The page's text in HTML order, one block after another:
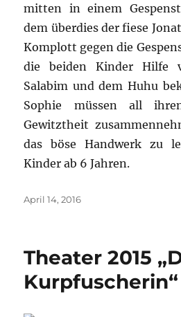
mitten in einem
dem überdies der fiese
Komplott gegen die
die beiden Kinder Hilfe
Salabim und dem Huhu
Sophie müssen all
Gewitztheit
das böse Handwerk zu
Kinder ab 6 Jahren.
Veröffentlicht
April 14, 2016
Theater 2015
Kurpfuscherin“